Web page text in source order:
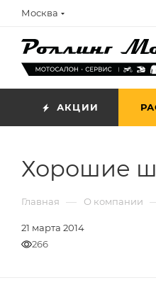
Москва
АКЦИИ
Хорошие
Главная — О компании
21 марта 2014
266